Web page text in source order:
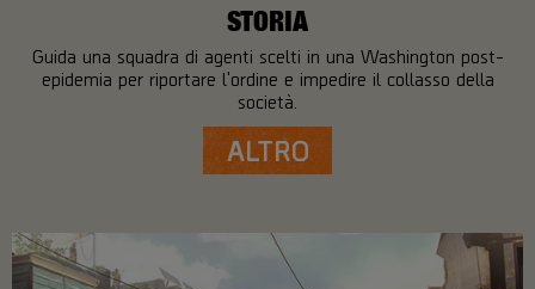
STORIA
Guida una squadra di agenti scelti in una Washington post-
epidemia per riportare l'ordine e impedire il collasso della
società.
ALTRO